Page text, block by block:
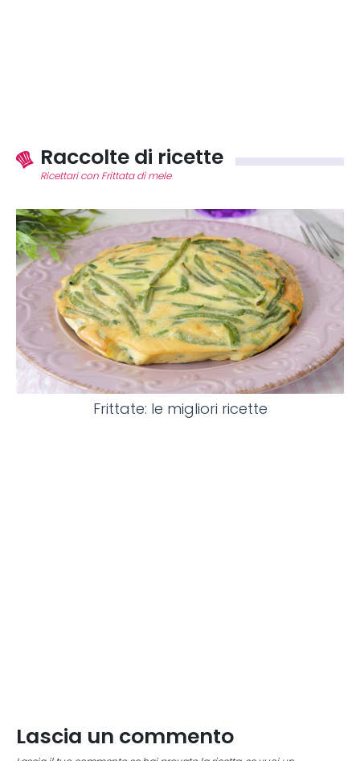
Raccolte di ricette
Ricettari con Frittata di mele
Frittate: le migliori ricette
Lascia un commento